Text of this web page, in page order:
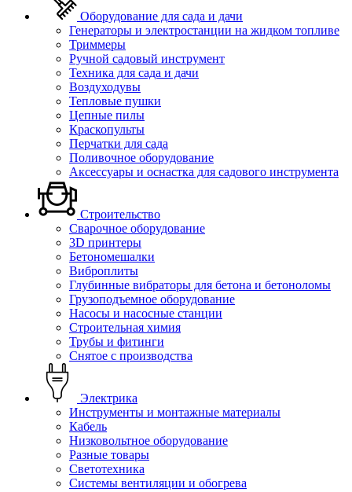
Оборудование для сада и дачи
Генераторы и электростанции на жидком топливе
Триммеры
Ручной садовый инструмент
Техника для сада и дачи
Воздуходувы
Тепловые пушки
Цепные пилы
Краскопульты
Перчатки для сада
Поливочное оборудование
Аксессуары и оснастка для садового инструмента
Строительство
Сварочное оборудование
3D принтеры
Бетономешалки
Виброплиты
Глубинные вибраторы для бетона и бетоноломы
Грузоподъемное оборудование
Насосы и насосные станции
Строительная химия
Трубы и фитинги
Снятое с производства
Электрика
Инструменты и монтажные материалы
Кабель
Низковольтное оборудование
Разные товары
Светотехника
Системы вентиляции и обогрева